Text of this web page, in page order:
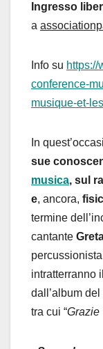
Ingresso
a
Info su https://
conference-
musique-et-
In
sue
musica, sul
e, ancora,
termine
cantante
percussionista
intratterranno
dall’album
tra cui “Grazie